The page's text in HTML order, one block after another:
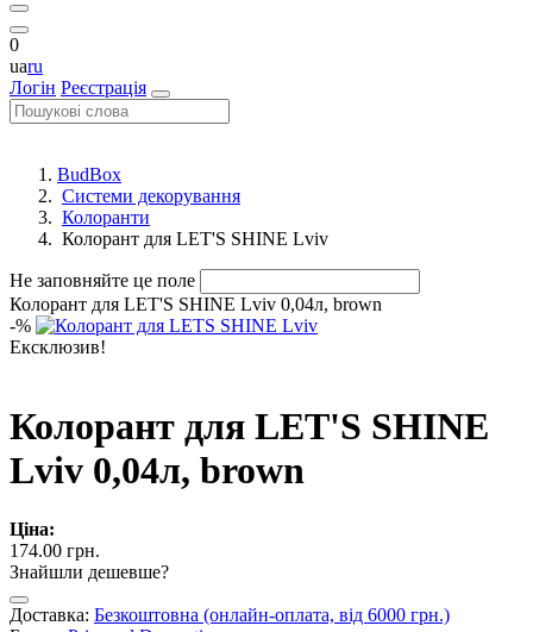
0
uaru
Логін Реєстрація
BudBox
Системи декорування
Колоранти
Колорант для LET'S SHINE Lviv
Не заповняйте це поле
Колорант для LET'S SHINE Lviv 0,04л, brown
-%
Ексклюзив!
Колорант для LET'S SHINE
Lviv 0,04л, brown
Ціна:
174.00 грн.
Знайшли дешевше?
Доставка: Безкоштовна (онлайн-оплата, від 6000 грн.)